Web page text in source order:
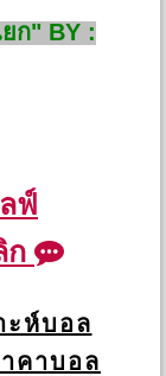
ก" BY :
ฟ์
ก
ะห์บอล
คาบอล